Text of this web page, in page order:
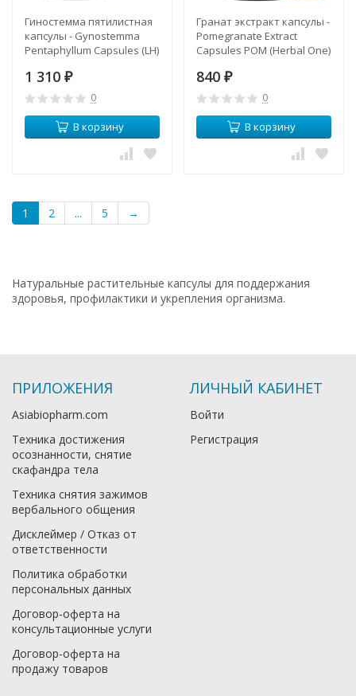
Гиностемма пятилистная
капсулы - Gynostemma
Pentaphyllum Capsules (LH)
1 310 ₽
0
В корзину
Гранат экстракт капсулы -
Pomegranate Extract
Capsules POM (Herbal One)
840 ₽
0
В корзину
1 2 ... 5 →
Натуральные растительные капсулы для поддержания
здоровья, профилактики и укрепления организма.
ПРИЛОЖЕНИЯ
Asiabiopharm.com
Техника достижения
осознанности, снятие
скафандра тела
Техника снятия зажимов
вербального общения
Дисклеймер / Отказ от
ответственности
Политика обработки
персональных данных
Договор-оферта на
консультационные услуги
Договор-оферта на
продажу товаров
ЛИЧНЫЙ КАБИНЕТ
Войти
Регистрация